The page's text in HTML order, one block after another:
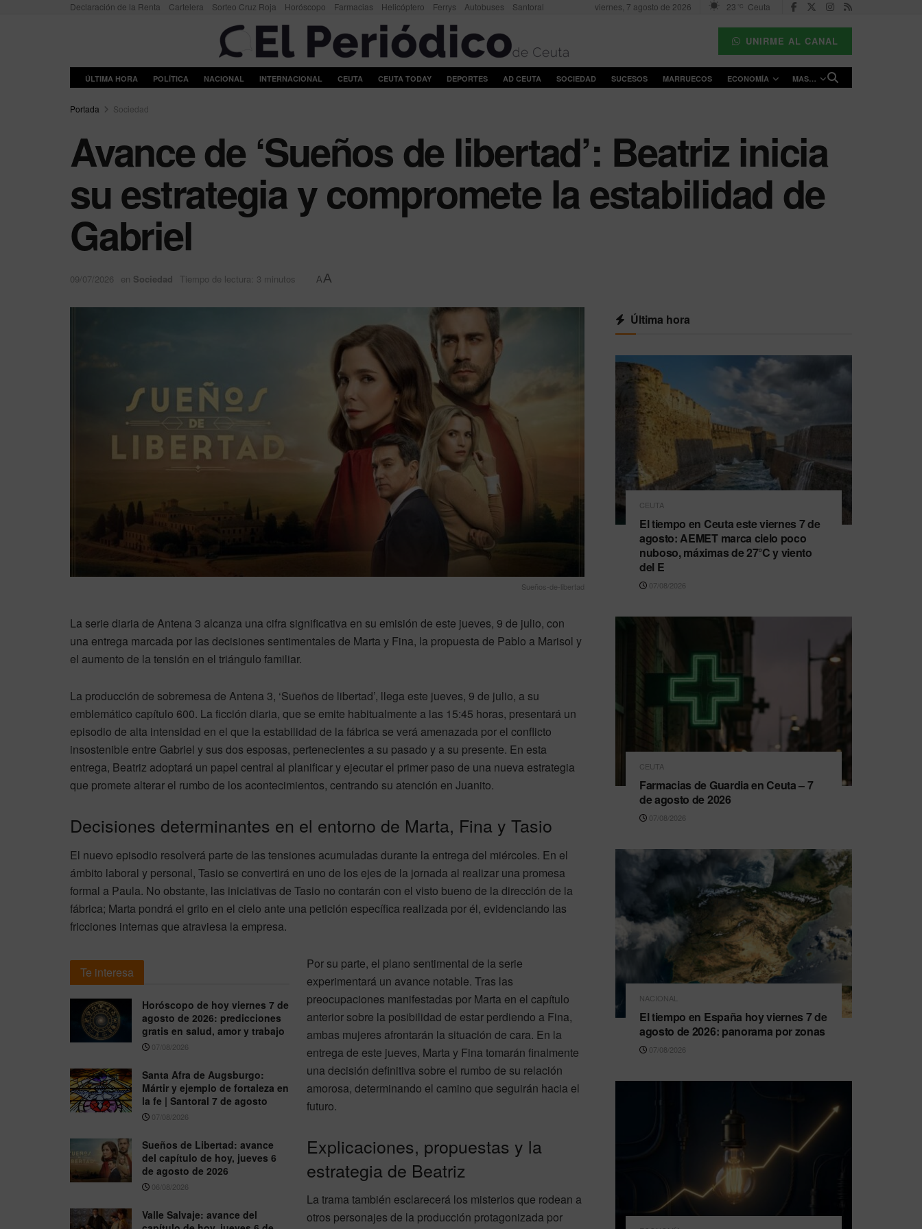
Declaración de la Renta Cartelera Sorteo Cruz Roja Horóscopo Farmacias Helicóptero Ferrys Autobuses Santoral viernes, 7 agosto de 2026 23 °C Ceuta
UNIRME AL CANAL
ÚLTIMA HORA POLÍTICA NACIONAL INTERNACIONAL CEUTA CEUTA TODAY DEPORTES AD CEUTA SOCIEDAD SUCESOS MARRUECOS ECONOMÍA MAS…
Portada Sociedad
Avance de ‘Sueños de libertad’: Beatriz inicia
su estrategia y compromete la estabilidad de
Gabriel
09/07/2026 en Sociedad Tiempo de lectura: 3 minutos AA
Sueños-de-libertad
La serie diaria de Antena 3 alcanza una cifra significativa en su emisión de este jueves, 9 de julio, con
una entrega marcada por las decisiones sentimentales de Marta y Fina, la propuesta de Pablo a Marisol y
el aumento de la tensión en el triángulo familiar.
La producción de sobremesa de Antena 3, ‘Sueños de libertad’, llega este jueves, 9 de julio, a su
emblemático capítulo 600. La ficción diaria, que se emite habitualmente a las 15:45 horas, presentará un
episodio de alta intensidad en el que la estabilidad de la fábrica se verá amenazada por el conflicto
insostenible entre Gabriel y sus dos esposas, pertenecientes a su pasado y a su presente. En esta
entrega, Beatriz adoptará un papel central al planificar y ejecutar el primer paso de una nueva estrategia
que promete alterar el rumbo de los acontecimientos, centrando su atención en Juanito.
Decisiones determinantes en el entorno de Marta, Fina y Tasio
El nuevo episodio resolverá parte de las tensiones acumuladas durante la entrega del miércoles. En el
ámbito laboral y personal, Tasio se convertirá en uno de los ejes de la jornada al realizar una promesa
formal a Paula. No obstante, las iniciativas de Tasio no contarán con el visto bueno de la dirección de la
fábrica; Marta pondrá el grito en el cielo ante una petición específica realizada por él, evidenciando las
fricciones internas que atraviesa la empresa.
Te interesa
Horóscopo de hoy viernes 7 de
agosto de 2026: predicciones
gratis en salud, amor y trabajo
07/08/2026
Santa Afra de Augsburgo:
Mártir y ejemplo de fortaleza en
la fe | Santoral 7 de agosto
07/08/2026
Sueños de Libertad: avance
del capítulo de hoy, jueves 6
de agosto de 2026
06/08/2026
Valle Salvaje: avance del
Por su parte, el plano sentimental de la serie
experimentará un avance notable. Tras las
preocupaciones manifestadas por Marta en el capítulo
anterior sobre la posibilidad de estar perdiendo a Fina,
ambas mujeres afrontarán la situación de cara. En la
entrega de este jueves, Marta y Fina tomarán finalmente
una decisión definitiva sobre el rumbo de su relación
amorosa, determinando el camino que seguirán hacia el
futuro.
Explicaciones, propuestas y la
estrategia de Beatriz
La trama también esclarecerá los misterios que rodean a
otros personajes de la producción protagonizada por
Última hora
CEUTA
El tiempo en Ceuta este viernes 7 de
agosto: AEMET marca cielo poco
nuboso, máximas de 27°C y viento
del E
07/08/2026
CEUTA
Farmacias de Guardia en Ceuta – 7
de agosto de 2026
07/08/2026
NACIONAL
El tiempo en España hoy viernes 7 de
agosto de 2026: panorama por zonas
07/08/2026